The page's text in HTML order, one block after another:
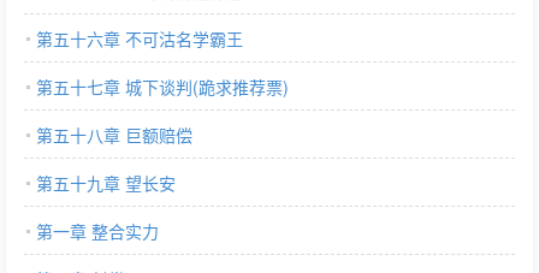
第五十六章 不可沽名学霸王
第五十七章 城下谈判(跪求推荐票)
第五十八章 巨额赔偿
第五十九章 望长安
第一章 整合实力